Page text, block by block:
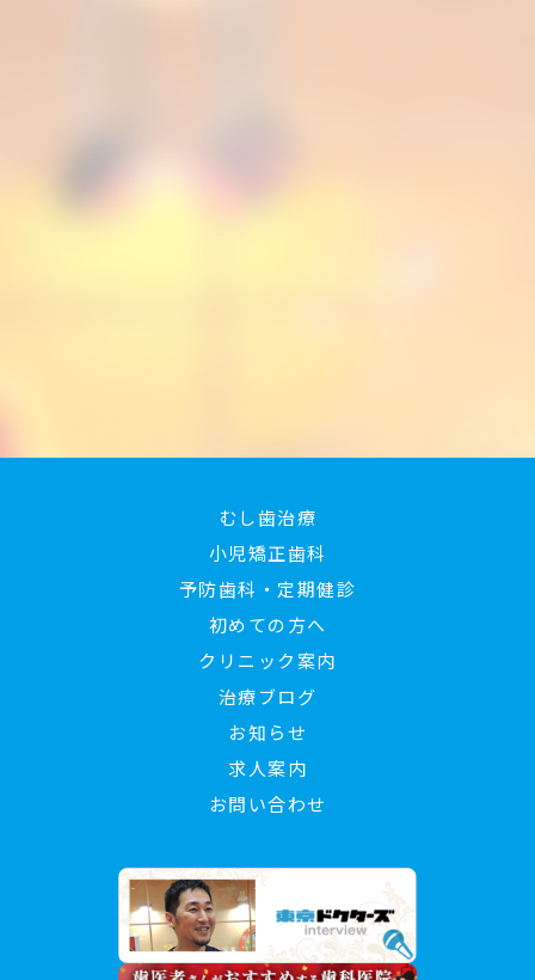
むし歯治療
小児矯正歯科
予防歯科・定期健診
初めての方へ
クリニック案内
治療ブログ
お知らせ
求人案内
お問い合わせ